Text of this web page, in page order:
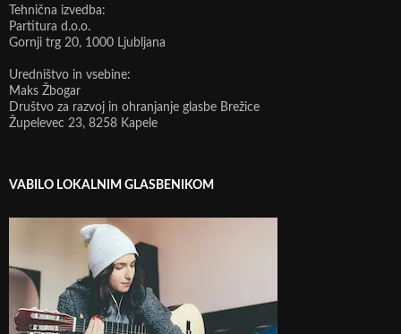
Tehnična izvedba:
Partitura d.o.o.
Gornji trg 20, 1000 Ljubljana
Uredništvo in vsebine:
Maks Žbogar
Društvo za razvoj in ohranjanje glasbe Brežice
Župelevec 23, 8258 Kapele
VABILO LOKALNIM GLASBENIKOM